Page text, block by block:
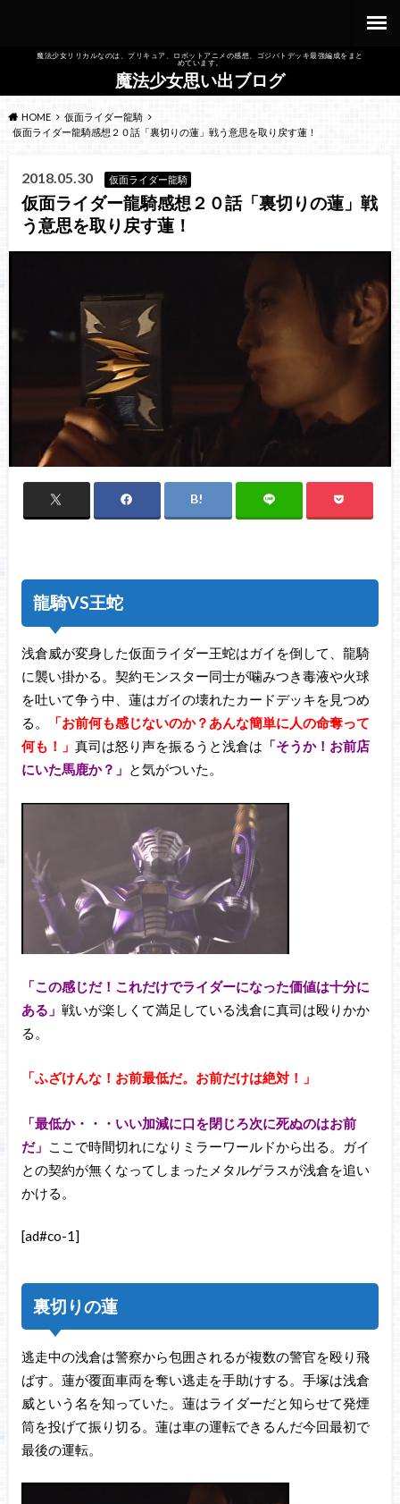
魔法少女リリカルなのは、プリキュア、ロボットアニメの感想、ゴジバトデッキ最強編成をまと
めています。
魔法少女思い出ブログ
HOME
仮面ライダー龍騎
仮面ライダー龍騎感想２０話「裏切りの蓮」戦う意思を取り戻す蓮！
2018.05.30 仮面ライダー龍騎
仮面ライダー龍騎感想２０話「裏切りの蓮」戦
う意思を取り戻す蓮！
龍騎VS王蛇
浅倉威が変身した仮面ライダー王蛇はガイを倒して、龍騎
に襲い掛かる。契約モンスター同士が噛みつき毒液や火球
を吐いて争う中、蓮はガイの壊れたカードデッキを見つめ
る。
「お前何も感じないのか？あんな簡単に人の命奪って
何も！」 真司は怒り声を振るうと浅倉は 「そうか！お前店
にいた馬鹿か？」 と気がついた。
「この感じだ！これだけでライダーになった価値は十分に
ある」 戦いが楽しくて満足している浅倉に真司は殴りかか
る。
「ふざけんな！お前最低だ。お前だけは絶対！」
「最低か・・・いい加減に口を閉じろ次に死ぬのはお前
だ」 ここで時間切れになりミラーワールドから出る。ガイ
との契約が無くなってしまったメタルゲラスが浅倉を追い
かける。
[ad#co-1]
裏切りの蓮
逃走中の浅倉は警察から包囲されるが複数の警官を殴り飛
ばす。蓮が覆面車両を奪い逃走を手助けする。手塚は浅倉
威という名を知っていた。蓮はライダーだと知らせて発煙
筒を投げて振り切る。蓮は車の運転できるんだ今回最初で
最後の運転。